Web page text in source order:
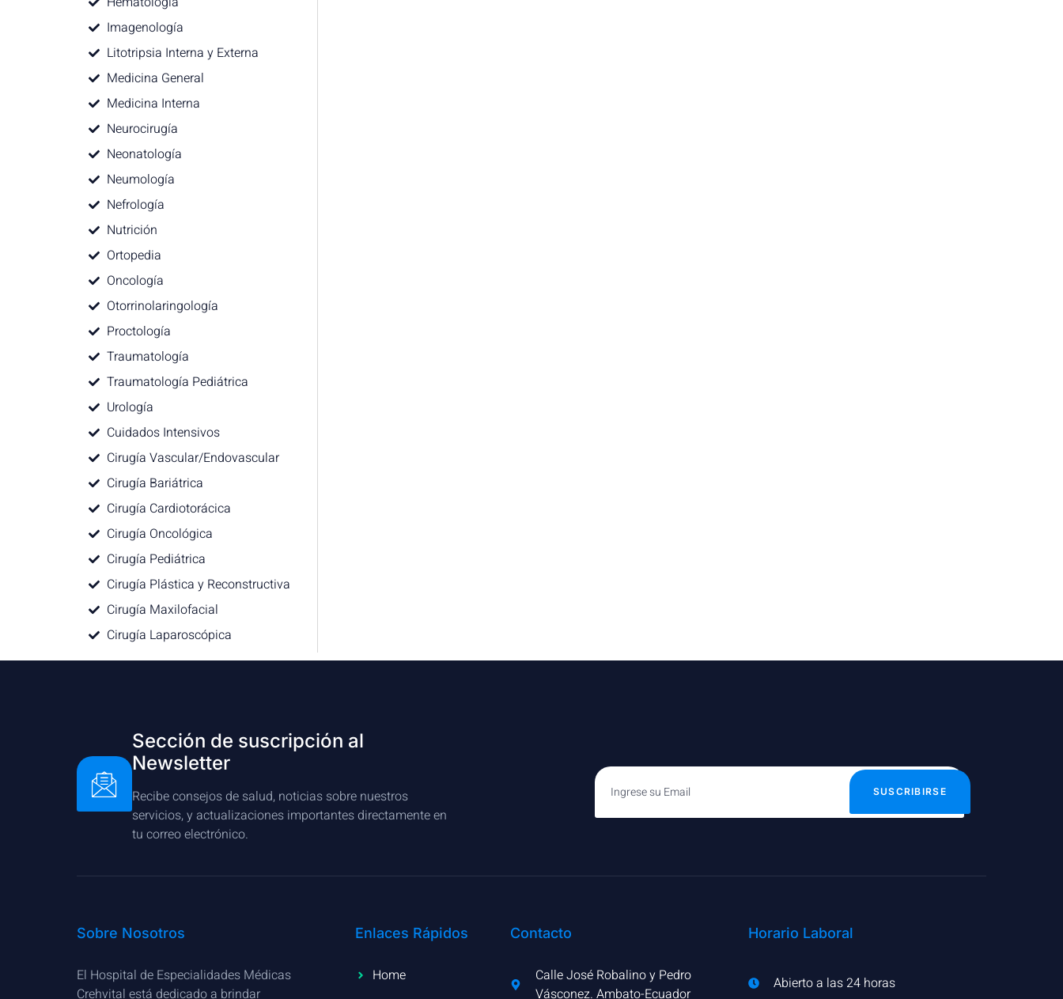
Imagenología
Litotripsia Interna y Externa
Medicina General
Medicina Interna
Neurocirugía
Neonatología
Neumología
Nefrología
Nutrición
Ortopedia
Oncología
Otorrinolaringología
Proctología
Traumatología
Traumatología Pediátrica
Urología
Cuidados Intensivos
Cirugía Vascular/Endovascular
Cirugía Bariátrica
Cirugía Cardiotorácica
Cirugía Oncológica
Cirugía Pediátrica
Cirugía Plástica y Reconstructiva
Cirugía Maxilofacial
Cirugía Laparoscópica
Sección de suscripción al
Newsletter
Recibe consejos de salud, noticias sobre nuestros
servicios, y actualizaciones importantes directamente en
tu correo electrónico.
SUSCRIBIRSE
Sobre Nosotros
El Hospital de Especialidades Médicas
Crehvital está dedicado a brindar
Enlaces Rápidos
Home
Contacto
Calle José Robalino y Pedro
Vásconez. Ambato-Ecuador
Horario Laboral
Abierto a las 24 horas